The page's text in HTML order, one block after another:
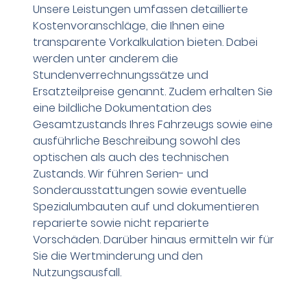
Unsere Leistungen umfassen detaillierte
Kostenvoranschläge, die Ihnen eine
transparente Vorkalkulation bieten. Dabei
werden unter anderem die
Stundenverrechnungssätze und
Ersatzteilpreise genannt. Zudem erhalten Sie
eine bildliche Dokumentation des
Gesamtzustands Ihres Fahrzeugs sowie eine
ausführliche Beschreibung sowohl des
optischen als auch des technischen
Zustands. Wir führen Serien- und
Sonderausstattungen sowie eventuelle
Spezialumbauten auf und dokumentieren
reparierte sowie nicht reparierte
Vorschäden. Darüber hinaus ermitteln wir für
Sie die Wertminderung und den
Nutzungsausfall.